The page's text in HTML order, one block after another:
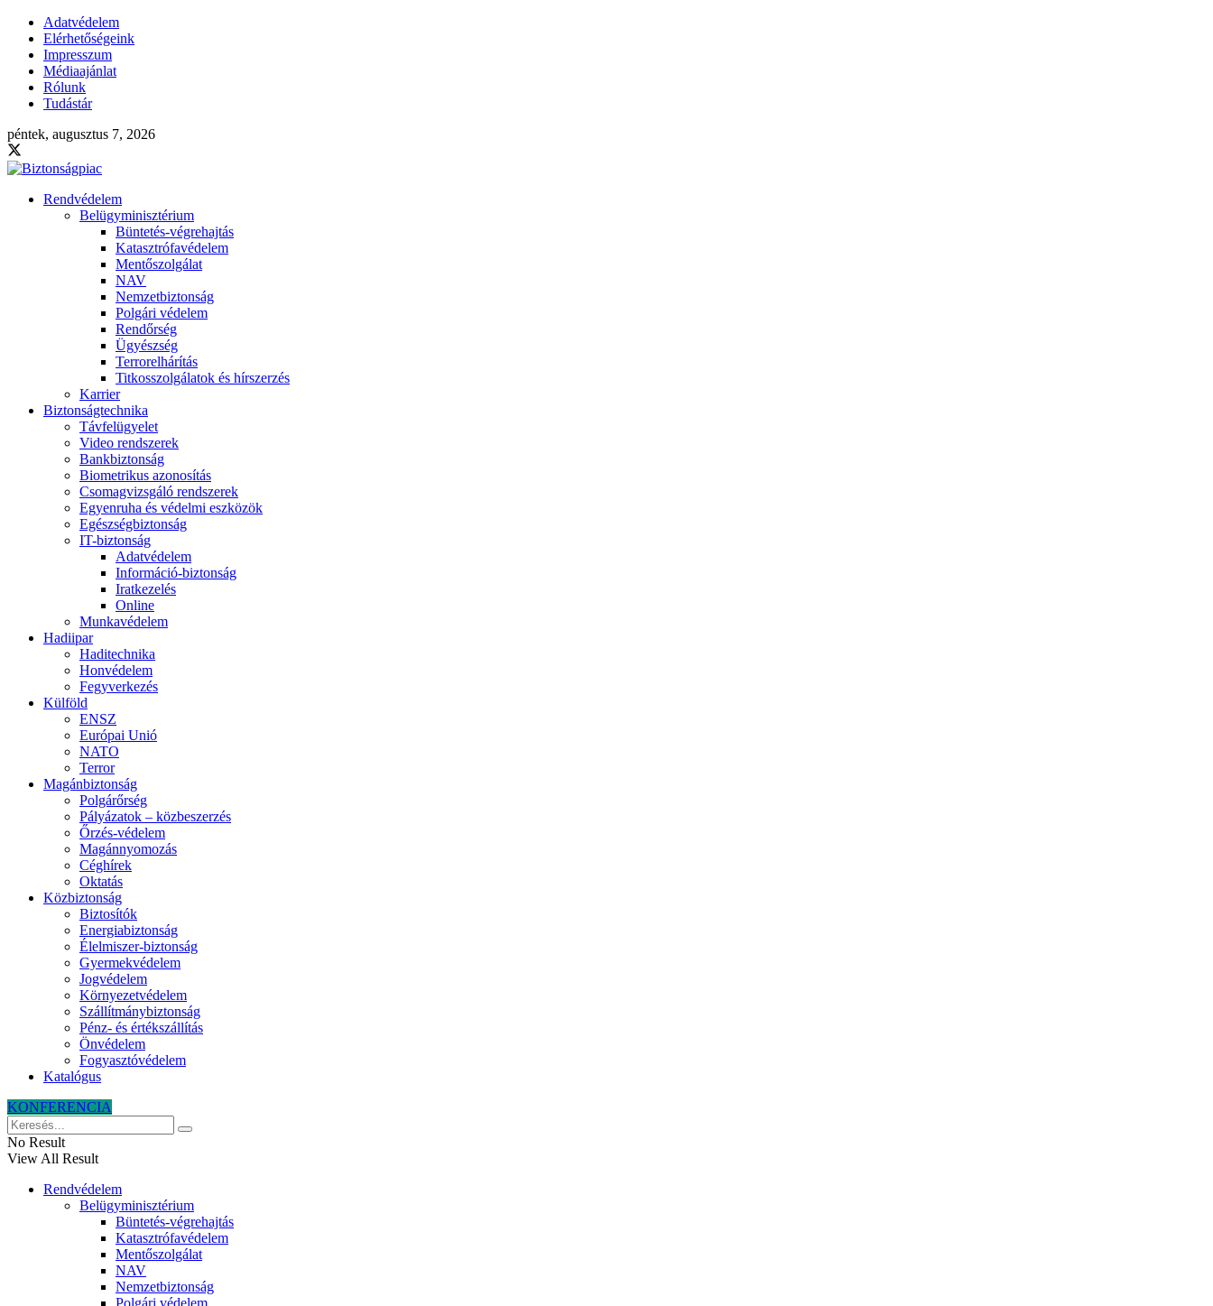
Adatvédelem
Elérhetőségeink
Impresszum
Médiaajánlat
Rólunk
Tudástár
péntek, augusztus 7, 2026
Rendvédelem
Belügyminisztérium
Büntetés-végrehajtás
Katasztrófavédelem
Mentőszolgálat
NAV
Nemzetbiztonság
Polgári védelem
Rendőrség
Ügyészség
Terrorelhárítás
Titkosszolgálatok és hírszerzés
Karrier
Biztonságtechnika
Távfelügyelet
Video rendszerek
Bankbiztonság
Biometrikus azonosítás
Csomagvizsgáló rendszerek
Egyenruha és védelmi eszközök
Egészségbiztonság
IT-biztonság
Adatvédelem
Információ-biztonság
Iratkezelés
Online
Munkavédelem
Hadiipar
Haditechnika
Honvédelem
Fegyverkezés
Külföld
ENSZ
Európai Unió
NATO
Terror
Magánbiztonság
Polgárőrség
Pályázatok – közbeszerzés
Őrzés-védelem
Magánnyomozás
Céghírek
Oktatás
Közbiztonság
Biztosítók
Energiabiztonság
Élelmiszer-biztonság
Gyermekvédelem
Jogvédelem
Környezetvédelem
Szállítmánybiztonság
Pénz- és értékszállítás
Önvédelem
Fogyasztóvédelem
Katalógus
KONFERENCIA
No Result
View All Result
Rendvédelem
Belügyminisztérium
Büntetés-végrehajtás
Katasztrófavédelem
Mentőszolgálat
NAV
Nemzetbiztonság
Polgári védelem